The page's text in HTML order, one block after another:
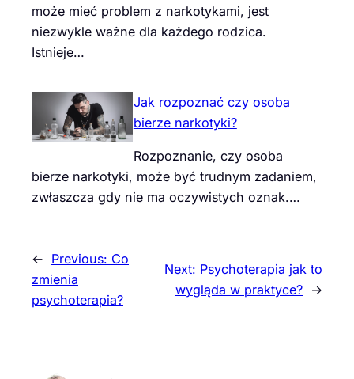
może mieć problem z narkotykami, jest
niezwykle ważne dla każdego rodzica.
Istnieje…
Jak rozpoznać czy osoba
bierze narkotyki?
Rozpoznanie, czy osoba
bierze narkotyki, może być trudnym zadaniem,
zwłaszcza gdy nie ma oczywistych oznak.…
← Previous: Co
zmienia
psychoterapia?
Next: Psychoterapia jak to
wygląda w praktyce? →